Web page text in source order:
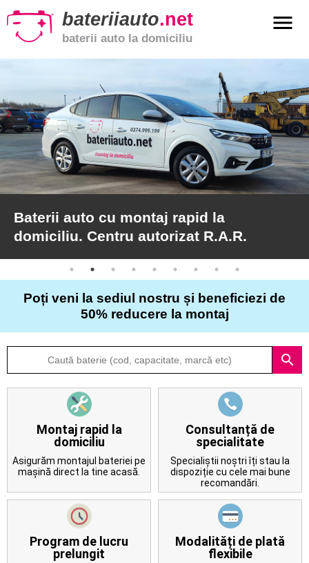
bateriiauto.net
baterii auto la domiciliu
menu
Baterii
moto
Baterii
de
camion
Articole
Despre
Contact
Baterii auto cu montaj rapid la
domiciliu. Centru autorizat R.A.R.
Poți veni la sediul nostru și beneficiezi de
50% reducere la montaj
search
Montaj rapid la
domiciliu
Asigurăm montajul bateriei pe
mașină direct la tine acasă.
Consultanță de
specialitate
Specialiștii noștri îți stau la
dispoziție cu cele mai bune
recomandări.
Program de lucru
prelungit
Modalități de plată
flexibile